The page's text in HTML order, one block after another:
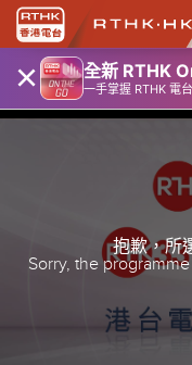
× 全新 RTHK
一手掌握 RTHK 電
抱歉，所
Sorry, the